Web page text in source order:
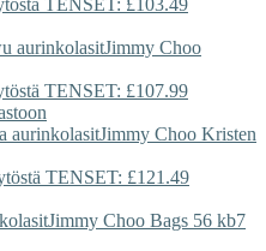
Jimmy Choo
TENSET: £107.99
Jimmy Choo Kristen
TENSET: £121.49
Jimmy Choo Bags 56 kb7